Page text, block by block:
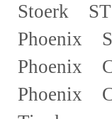
Stoerk
Phoenix
Phoenix
Phoenix